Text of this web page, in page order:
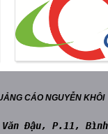
CÁO NGUYỄN KHÔI
Đậu, P.11, Bình